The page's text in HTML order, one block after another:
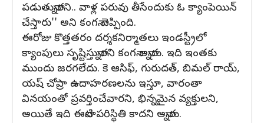
పడుతున్నారని.. వాళ్ల పరువు తీసేందుకు ఓ క్యాంపెయిన్
చేస్తారు'' అని కంగనా చెప్పింది.
ఈరోజు కొత్తతరం దర్శకనిర్మాతలు ఇండస్ట్రీలో
క్యాంపులు సృష్టిస్తున్నారని కంగనా అన్నారు. ఇది ఇంతకు
ముందు జరగలేదు. కె ఆసిఫ్, గురుదత్, బిమల్ రాయ్,
యష్ చోప్రా ఉదాహరణలను ఇస్తూ, వారంతా
వినయంతో ప్రవర్తించేవారని, భిన్నమైన వ్యక్తులని,
అయితే ఇది ఈనాటి పరిస్థితి కాదని అన్నారు.